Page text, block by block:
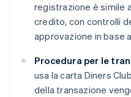
registrazione è simile
credito, con controlli
approvazione in base
Procedura per le
usa la carta Diners
della transazione